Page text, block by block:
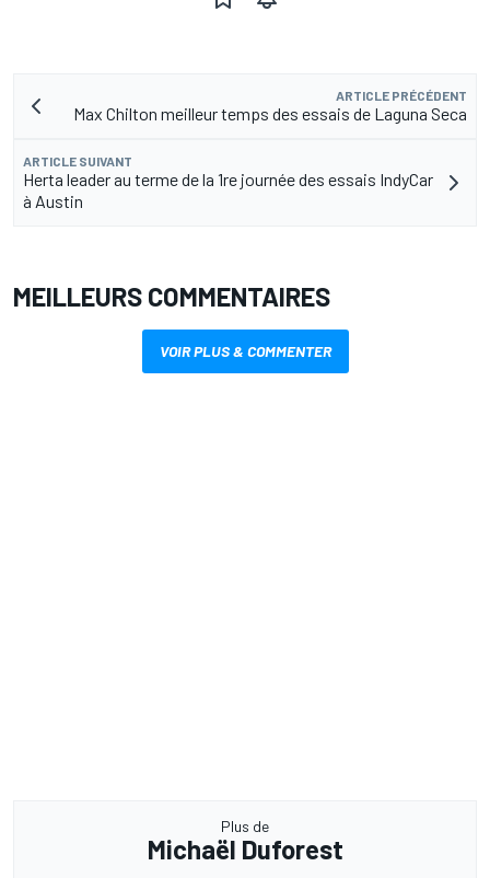
ARTICLE PRÉCÉDENT
Max Chilton meilleur temps des essais de Laguna Seca
ARTICLE SUIVANT
Herta leader au terme de la 1re journée des essais IndyCar
à Austin
MEILLEURS COMMENTAIRES
VOIR PLUS & COMMENTER
Plus de
Michaël Duforest